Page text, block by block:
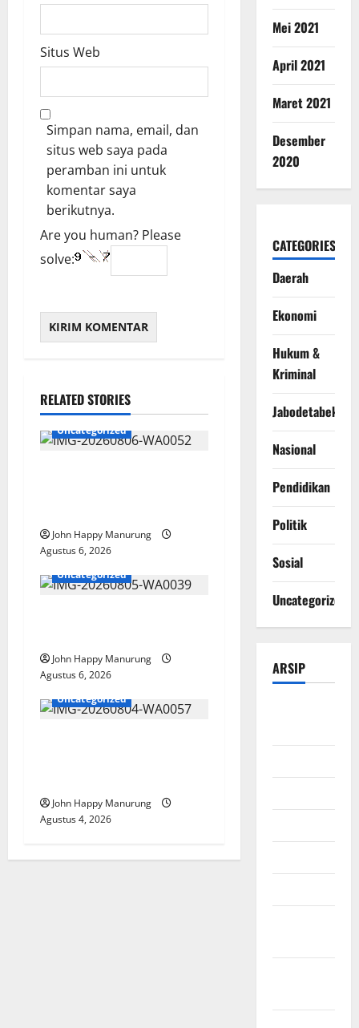
Situs Web
Simpan nama, email, dan
situs web saya pada
peramban ini untuk
komentar saya
berikutnya.
Are you human? Please
solve:
RELATED STORIES
Uncategorized
John Happy Manurung
Agustus 6, 2026
Uncategorized
John Happy Manurung
Agustus 6, 2026
Uncategorized
John Happy Manurung
Agustus 4, 2026
Mei 2021
April 2021
Maret 2021
Desember
2020
CATEGORIES
Daerah
Ekonomi
Hukum &
Kriminal
Jabodetabek
Nasional
Pendidikan
Politik
Sosial
Uncategorized
ARSIP